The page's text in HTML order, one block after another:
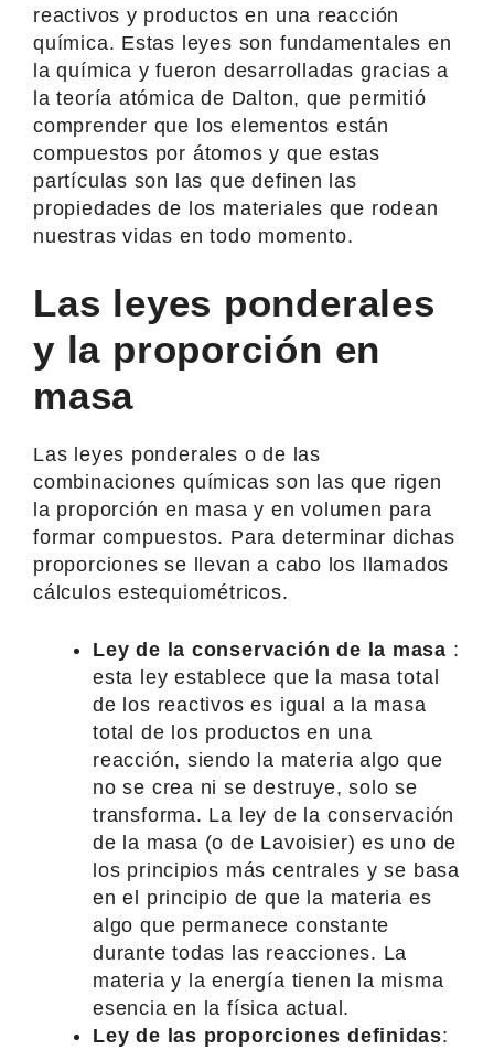
reactivos y productos en una reacción
química. Estas leyes son fundamentales en
la química y fueron desarrolladas gracias a
la teoría atómica de Dalton, que permitió
comprender que los elementos están
compuestos por átomos y que estas
partículas son las que definen las
propiedades de los materiales que rodean
nuestras vidas en todo momento.
Las leyes ponderales
y la proporción en
masa
Las leyes ponderales o de las
combinaciones químicas son las que rigen
la proporción en masa y en volumen para
formar compuestos. Para determinar dichas
proporciones se llevan a cabo los llamados
cálculos estequiométricos.
Ley de la conservación de la masa :
esta ley establece que la masa total
de los reactivos es igual a la masa
total de los productos en una
reacción, siendo la materia algo que
no se crea ni se destruye, solo se
transforma. La ley de la conservación
de la masa (o de Lavoisier) es uno de
los principios más centrales y se basa
en el principio de que la materia es
algo que permanece constante
durante todas las reacciones. La
materia y la energía tienen la misma
esencia en la física actual.
Ley de las proporciones definidas: